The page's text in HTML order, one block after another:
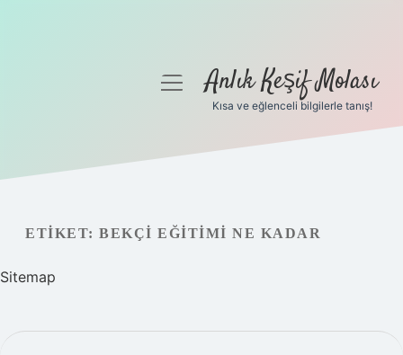
Gizlilik Politikası
menüyüAnlık Keşif Molası
Kısa ve eğlenceli bilgilerle tanış!
ETIKET: BEKÇI EĞITIMI NE KADAR
Sitemap